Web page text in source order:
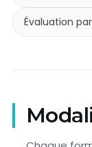
Évaluation